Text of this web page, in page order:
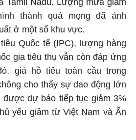
thành quả mọng đã ảnh
ở một số khu vực.
Quốc tế (IPC), lượng hàng
gia tiêu thụ vẫn còn đáp ứng
giá hồ tiêu toàn cầu trong
cho thấy sự dao động lớn
dự báo tiếp tục giảm 3%
yếu giảm từ Việt Nam và Ấn